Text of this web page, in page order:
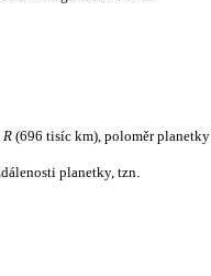
R(696 tisíc km), poloměr planetky
planetky, tzn.